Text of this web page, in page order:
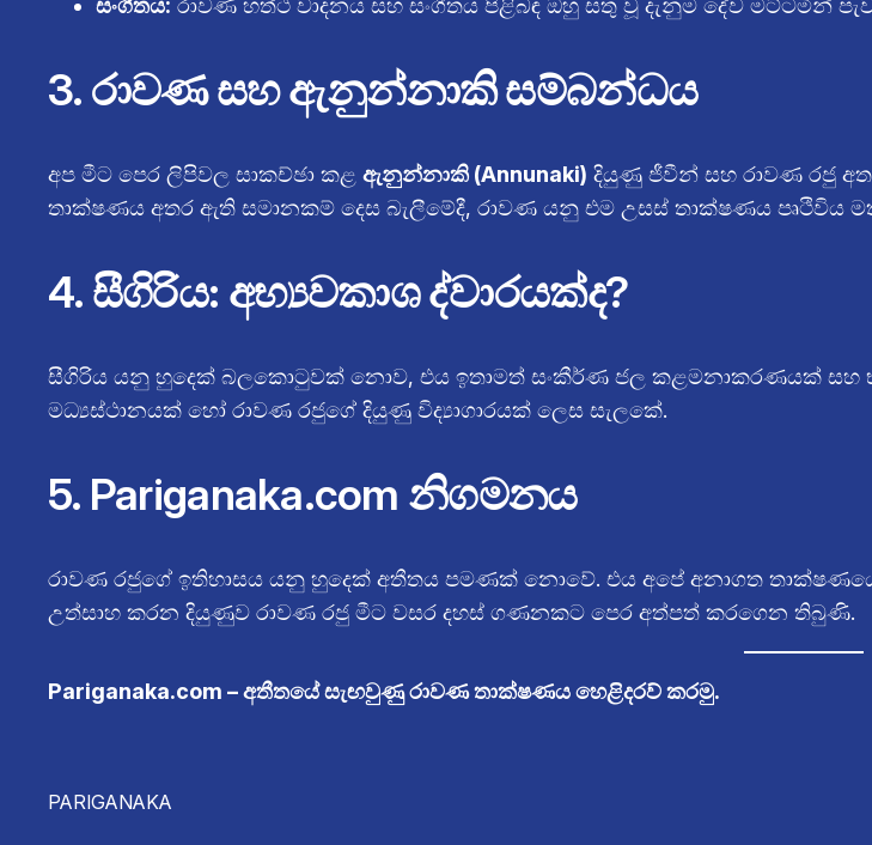
සංගීතය: රාවණ හත්ථ වාදනය සහ සංගීතය පිළිබඳ ඔහු සතු වූ දැනුම දේව මට්ටමින්
3. රාවණ සහ ඇනුන්නාකි සම්බන්ධය
අප මීට පෙර ලිපිවල සාකච්ඡා කළ ඇනුන්නාකි (Annunaki) දියුණු ජීවීන් සහ රාවණ රජු
තාක්ෂණය අතර ඇති සමානකම් දෙස බැලීමේදී, රාවණ යනු එම උසස් තාක්ෂණය පෘථිවිය
4. සීගිරිය: අභ්‍යවකාශ ද්වාරයක්ද?
සීගිරිය යනු හුදෙක් බලකොටුවක් නොව, එය ඉතාමත් සංකීර්ණ ජල කළමනාකරණයක් සහ
මධ්‍යස්ථානයක් හෝ රාවණ රජුගේ දියුණු විද්‍යාගාරයක් ලෙස සැලකේ.
5. Pariganaka.com නිගමනය
රාවණ රජුගේ ඉතිහාසය යනු හුදෙක් අතීතය පමණක් නොවේ. එය අපේ අනාගත
උත්සාහ කරන දියුණුව රාවණ රජු මීට වසර දහස් ගණනකට පෙර අත්පත් කරගෙන තිබුණි.
Pariganaka.com – අතීතයේ සැඟවුණු රාවණ තාක්ෂණය හෙළිදරව් කරමු.
PARIGANAKA